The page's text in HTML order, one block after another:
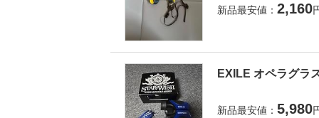
新品最安値： 2,160
EXILE オペラグラ
新品最安値： 5,980